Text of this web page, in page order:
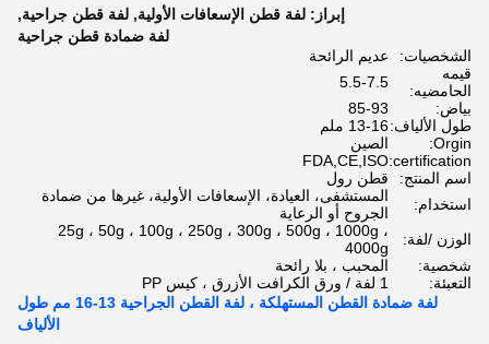
إبراز: لفة قطن الإسعافات الأولية, لفة قطن جراحية,
لفة ضمادة قطن جراحية
الشخصيات:
عديم الرائحة
قيمه
الحامضيه:
5.5-7.5
بياض:
85-93
طول الألياف:13-16 ملم
Orgin:
الصين
certification:
FDA,CE,ISO
اسم المنتج:
قطن رول
استخدام:
المستشفى، العيادة، الإسعافات الأولية، غيرها من ضمادة
الجروح أو الرعاية
الوزن /لفة:
25g ، 50g ، 100g ، 250g ، 300g ، 500g ، 1000g ،
4000g
شخصية:
المحبب ، بلا رائحة
التعبئة:
1 لفة / ورق الكرافت الأزرق ، كيس PP
لفة ضمادة القطن المستهلكة ، لفة القطن الجراحية 13-16 مم طول
الألياف